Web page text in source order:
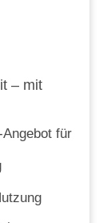
– mit
für